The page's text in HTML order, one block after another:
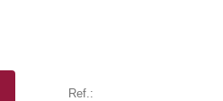
Ref.: